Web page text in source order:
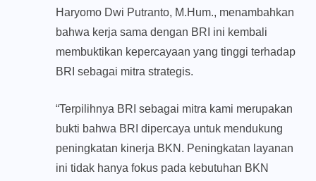
Haryomo Dwi Putranto, M.Hum., menambahkan
bahwa kerja sama dengan BRI ini kembali
membuktikan kepercayaan yang tinggi terhadap
BRI sebagai mitra strategis.
“Terpilihnya BRI sebagai mitra kami merupakan
bukti bahwa BRI dipercaya untuk mendukung
peningkatan kinerja BKN. Peningkatan layanan
ini tidak hanya fokus pada kebutuhan BKN